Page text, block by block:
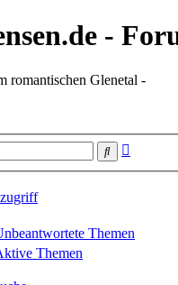
-
romantischen Glenetal -
Suche
Themen
Themen